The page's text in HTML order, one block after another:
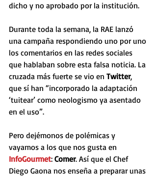
dicho y no aprobado por la institución.
Durante toda la semana, la RAE lanzó
una campaña respondiendo uno por uno
los comentarios en las redes sociales
que hablaban sobre esta falsa noticia. La
cruzada más fuerte se vio en Twitter,
que sí han “incorporado la adaptación
‘tuitear’ como neologismo ya asentado
en el uso”.
Pero dejémonos de polémicas y
vayamos a los que nos gusta en
InfoGourmet: Comer. Así que el Chef
Diego Gaona nos enseña a preparar unas